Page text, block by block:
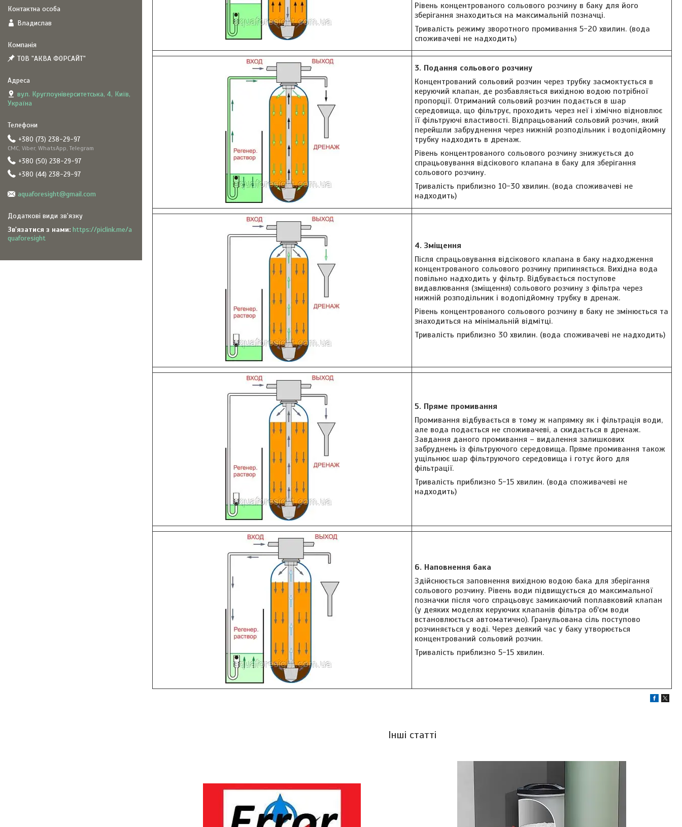
Рівень концентрованого сольового розчину в баку для його
зберігання знаходиться на максимальній позначці.
Тривалість режиму зворотного промивання 5-20 хвилин. (вода
споживачеві не надходить)
3. Подання сольового розчину
Концентрований сольовий розчин через трубку засмоктується в
керуючий клапан, де розбавляється вихідною водою потрібної
пропорції. Отриманий сольовий розчин подається в шар
середовища, що фільтрує, проходить через неї і хімічно відновлює
її фільтруючі властивості. Відпрацьований сольовий розчин, який
перейшли забруднення через нижній розподільник і водопідйомну
трубку надходить в дренаж.
Рівень концентрованого сольового розчину знижується до
спрацьовування відсікового клапана в баку для зберігання
сольового розчину.
Тривалість приблизно 10-30 хвилин. (вода споживачеві не
надходить)
4. Зміщення
Після спрацьовування відсікового клапана в баку надходження
концентрованого сольового розчину припиняється. Вихідна вода
повільно надходить у фільтр. Відбувається поступове
видавлювання (зміщення) сольового розчину з фільтра через
нижній розподільник і водопідйомну трубку в дренаж.
Рівень концентрованого сольового розчину в баку не змінюється та
знаходиться на мінімальній відмітці.
Тривалість приблизно 30 хвилин. (вода споживачеві не надходить)
5. Пряме промивання
Промивання відбувається в тому ж напрямку як і фільтрація води,
але вода подається не споживачеві, а скидається в дренаж.
Завдання даного промивання – видалення залишкових
забруднень із фільтруючого середовища. Пряме промивання також
ущільнює шар фільтруючого середовища і готує його для
фільтрації.
Тривалість приблизно 5-15 хвилин. (вода споживачеві не
надходить)
6. Наповнення бака
Здійснюється заповнення вихідною водою бака для зберігання
сольового розчину. Рівень води підвищується до максимальної
позначки після чого спрацьовує замикаючий поплавковий клапан
(у деяких моделях керуючих клапанів фільтра об'єм води
встановлюється автоматично). Гранульована сіль поступово
розчиняється у воді. Через деякий час у баку утворюється
концентрований сольовий розчин.
Тривалість приблизно 5-15 хвилин.
Інші статті
Владислав
ТОВ "АКВА ФОРСАЙТ"
вул. Круглоуніверситетська, 4, Київ,
Україна
+380 (73) 238-29-97
СМС, Viber, WhatsApp, Telegram
+380 (50) 238-29-97
+380 (44) 238-29-97
aquaforesight@gmail.com
Зв'язатися з нами https://piclink.me/a
quaforesight